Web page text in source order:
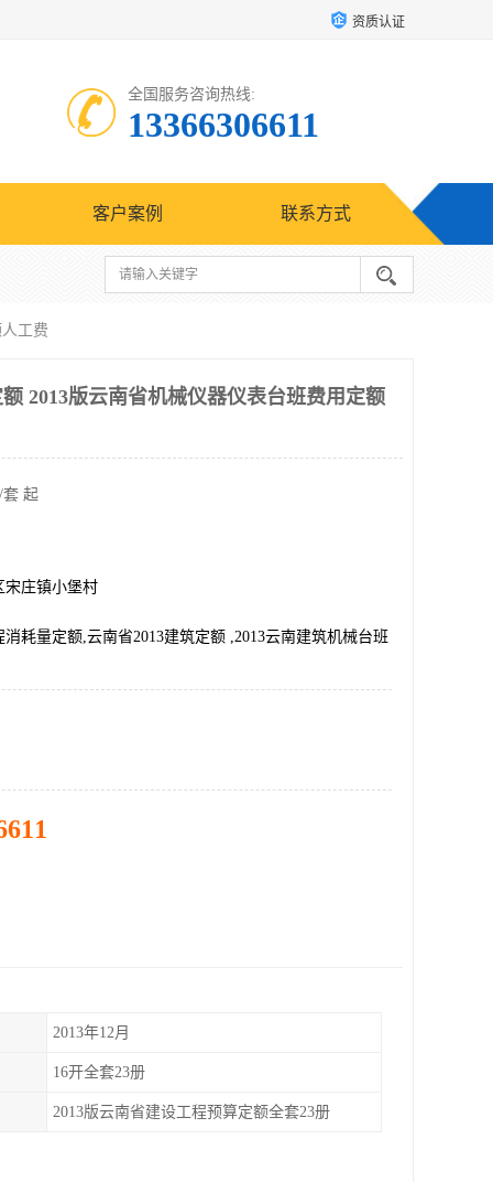
资质认证
全国服务咨询热线:
13366306611
客户案例 联系方式
工费
2013版云南省机械仪器仪表台班费用定额
起
宋庄镇小堡村
耗量定额,云南省2013建筑定额 ,2013云南建筑机械台班
2013年12月
16开全套23册
2013版云南省建设工程预算定额全套23册